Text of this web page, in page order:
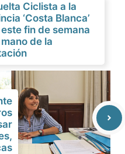
Ciclista a la
‘Costa Blanca’
fin de semana
de la